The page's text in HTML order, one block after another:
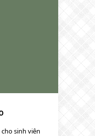
sinh viên